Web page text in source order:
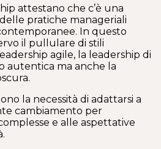
attestano che c’è una
pratiche manageriali
In questo
il pullulare di stili
agile, la leadership di
autentica ma anche la
la necessità di adattarsi a
cambiamento per
e alle aspettative